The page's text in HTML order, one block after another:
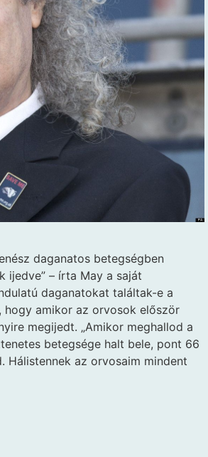
daganatos betegségben
ijedve” – írta May a saját
daganatokat találtak-e a
hogy amikor az orvosok először
megijedt. „Amikor meghallod a
betegsége halt bele, pont 66
Hálistennek az orvosaim mindent